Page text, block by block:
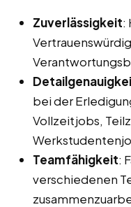
Zuverlässigkeit:
bei der
Vollzeitjobs,
Teamfähigkeit:
verschiedenen